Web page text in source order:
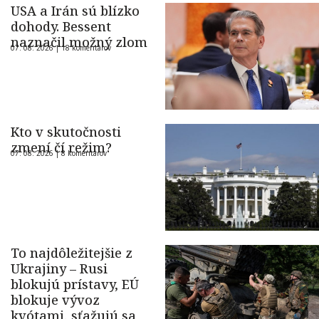
USA a Irán sú blízko
dohody. Bessent
naznačil možný zlom
07. 08. 2026 |18 komentárov
Kto v skutočnosti
zmení čí režim?
07. 08. 2026 |8 komentárov
To najdôležitejšie z
Ukrajiny – Rusi
blokujú prístavy, EÚ
blokuje vývoz